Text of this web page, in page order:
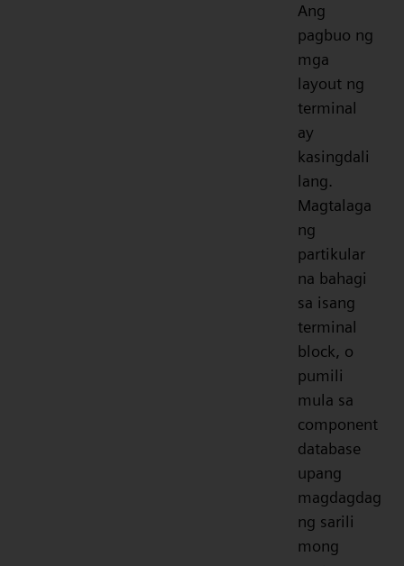
Ang
pagbuo ng
mga
layout ng
terminal
ay
kasingdali
lang.
Magtalaga
ng
partikular
na bahagi
sa isang
terminal
block, o
pumili
mula sa
component
database
upang
magdagdag
ng sarili
mong